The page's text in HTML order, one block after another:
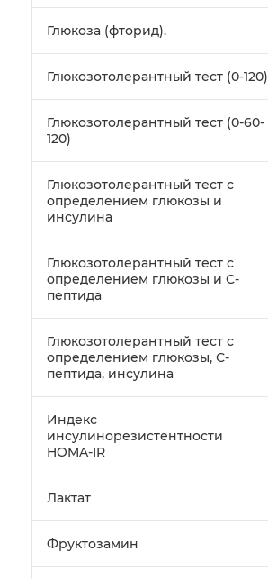
Глюкоза (фторид).
Глюкозотолерантный тест (0-120)
Глюкозотолерантный тест (0-60-
120)
Глюкозотолерантный тест с
определением глюкозы и
инсулина
Глюкозотолерантный тест с
определением глюкозы и С-
пептида
Глюкозотолерантный тест с
определением глюкозы, С-
пептида, инсулина
Индекс
инсулинорезистентности
HOMA-IR
Лактат
Фруктозамин